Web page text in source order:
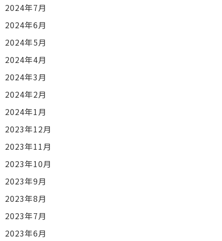
2024年7月
2024年6月
2024年5月
2024年4月
2024年3月
2024年2月
2024年1月
2023年12月
2023年11月
2023年10月
2023年9月
2023年8月
2023年7月
2023年6月